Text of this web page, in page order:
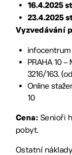
16.4.2025
23.4.2025
Vyzvedávání
infocentrum
PRAHA 10 –
3216/163.
Online
10
Cena: Senioři
pobyt.
Ostatní